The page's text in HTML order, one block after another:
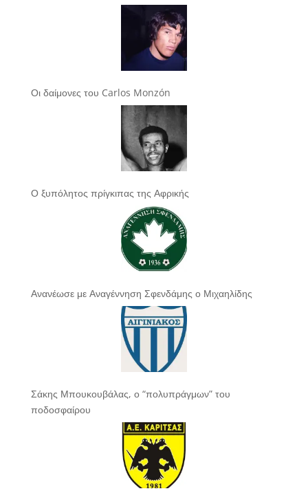
Οι δαίμονες του Carlos Monzón
Ο ξυπόλητος πρίγκιπας της Αφρικής
Ανανέωσε με Αναγέννηση Σφενδάμης ο Μιχαηλίδης
Σάκης Μπουκουβάλας, ο “πολυπράγμων” του
ποδοσφαίρου